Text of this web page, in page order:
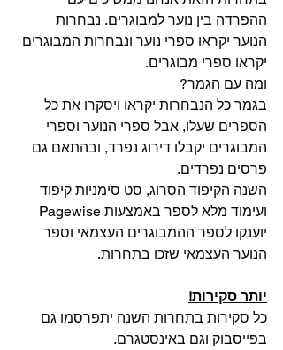
ההפרדה בין נוער למבוגרים. נבחרות
הנוער יקראו ספרי נוער ונבחרות המבוגרים
יקראו ספרי מבוגרים.
ומה עם הגמר?
בגמר כל הנבחרות יקראו ויסקרו את כל
הספרים שעלו, אבל ספרי הנוער וספרי
המבוגרים יקבלו דירוג נפרד, ובהתאם גם
פרסים נפרדים.
השנה הקיפוד הסרוג, סט סימניות קיפוד
יוענקו לספר ההמבוגרים העצמאי וספר
הנוער העצמאי שזכו בתחרות.
יותר סקירות!
כל סקירות בתחרות השנה יתפרסמו גם
בפייסבוק וגם באינסטגרם.